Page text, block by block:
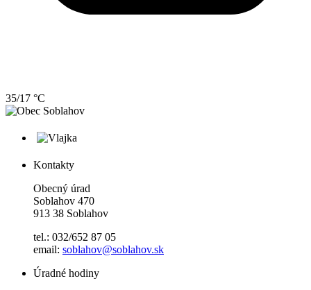
35/17 °C
Kontakty
Obecný úrad
Soblahov 470
913 38 Soblahov
tel.: 032/652 87 05
email: soblahov@soblahov.sk
Úradné hodiny